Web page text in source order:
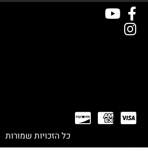
כל הזכויות שמורות